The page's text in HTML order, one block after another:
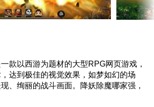
一款以西游为题材的大型RPG网页游戏，
达到极佳的视觉效果，如梦如幻的场
、绚丽的战斗画面。降妖除魔哪家强，